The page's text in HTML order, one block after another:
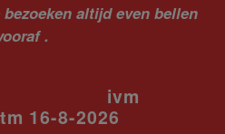
altijd even bellen
.
16-8-2026